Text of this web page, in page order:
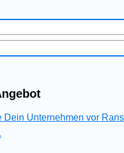
Unternehmen vor